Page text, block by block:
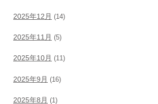
2025年12月 (14)
2025年11月 (5)
2025年10月 (11)
2025年9月 (16)
2025年8月 (1)